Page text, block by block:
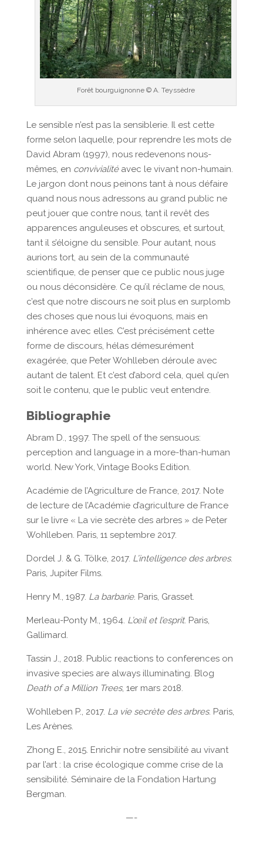
Forêt bourguignonne © A. Teyssèdre
Le sensible n’est pas la sensiblerie. Il est cette
forme selon laquelle, pour reprendre les mots de
David Abram (1997), nous redevenons nous-
mêmes, en convivialité avec le vivant non-humain.
Le jargon dont nous peinons tant à nous défaire
quand nous nous adressons au grand public ne
peut jouer que contre nous, tant il revêt des
apparences anguleuses et obscures, et surtout,
tant il s’éloigne du sensible. Pour autant, nous
aurions tort, au sein de la communauté
scientifique, de penser que ce public nous juge
ou nous déconsidère. Ce qu’il réclame de nous,
c’est que notre discours ne soit plus en surplomb
des choses que nous lui évoquons, mais en
inhérence avec elles. C’est précisément cette
forme de discours, hélas démesurément
exagérée, que Peter Wohlleben déroule avec
autant de talent. Et c’est d’abord cela, quel qu’en
soit le contenu, que le public veut entendre.
Bibliographie
Abram D., 1997. The spell of the sensuous:
perception and language in a more-than-human
world. New York, Vintage Books Edition.
Académie de l’Agriculture de France, 2017. Note
de lecture de l’Académie d’agriculture de France
sur le livre « La vie secrète des arbres » de Peter
Wohlleben. Paris, 11 septembre 2017.
Dordel J. & G. Tölke, 2017. L’intelligence des arbres.
Paris, Jupiter Films.
Henry M., 1987. La barbarie. Paris, Grasset.
Merleau-Ponty M., 1964. L’œil et l’esprit. Paris,
Gallimard.
Tassin J., 2018. Public reactions to conferences on
invasive species are always illuminating. Blog
Death of a Million Trees, 1er mars 2018.
Wohlleben P., 2017. La vie secrète des arbres. Paris,
Les Arènes.
Zhong E., 2015. Enrichir notre sensibilité au vivant
par l’art : la crise écologique comme crise de la
sensibilité. Séminaire de la Fondation Hartung
Bergman.
—-